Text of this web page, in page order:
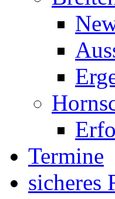
Termine
sicheres